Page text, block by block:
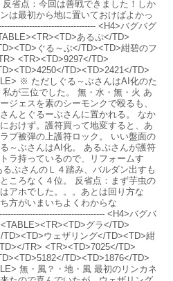
反省点：今回は善戦できました！しか
は最初から地に置いておけばよかっ
<H4>バグバグ
あるぷ</TD>
ぐる～ぶ</TD><TD>紺碧のフ
<TR><TD>9297</TD>
TD><TD>2421</TD>
※ ただしぐる～ぶさんはAI化のた
が三位でした。 無・水・無・火 あ
ジェスを素のシーモンクで殴るも、
んとぐるーぶさんに置かれる。 なか
おけず。護符買って地変すると、あ
プ被弾の上護符ロック。 いい盤面の
～ぶさんはAI化。 あるぷさんが護符
ラ持っているので、リフォームす
ぷさんのＬ４踏み、バルダン出すも
ころなく４位。 反省点：まず芋虫の
アホでした。。。あとは回り方な
方がいまいちよくわからな
<H4>バグバ
グラ</TD>
TD><TD>ウェザリング</TD><TD>紺
TR> <TR><TD>7025</TD>
TD><TD>1876</TD>
無・風？・地・風 最初のリンカネ